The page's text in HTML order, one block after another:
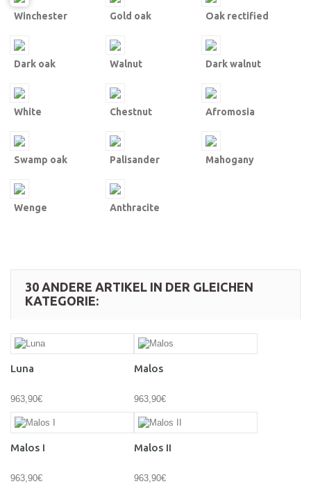
Winchester Gold oak Oak rectified
Dark oak Walnut Dark walnut
White Chestnut Afromosia
Swamp oak Palisander Mahogany
Wenge Anthracite
30 ANDERE ARTIKEL IN DER GLEICHEN
KATEGORIE:
Luna
963,90€
Malos
963,90€
Malos I
963,90€
Malos II
963,90€